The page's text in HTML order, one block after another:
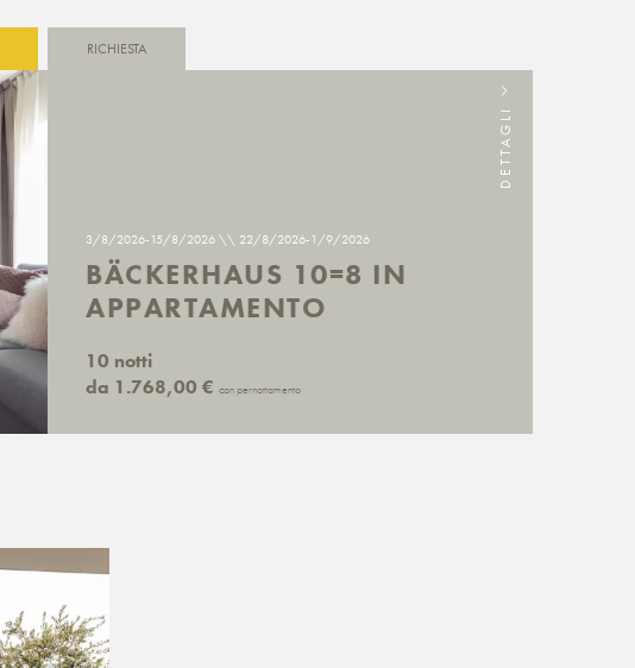
3/8/2026-15/8/2026 \\ 22/8/2026-1/9/2026
BÄCKERHAUS 10=8 IN
APPARTAMENTO
10 notti
da 1.768,00 € con pernottamento
DETTAGLI
RICHIESTA